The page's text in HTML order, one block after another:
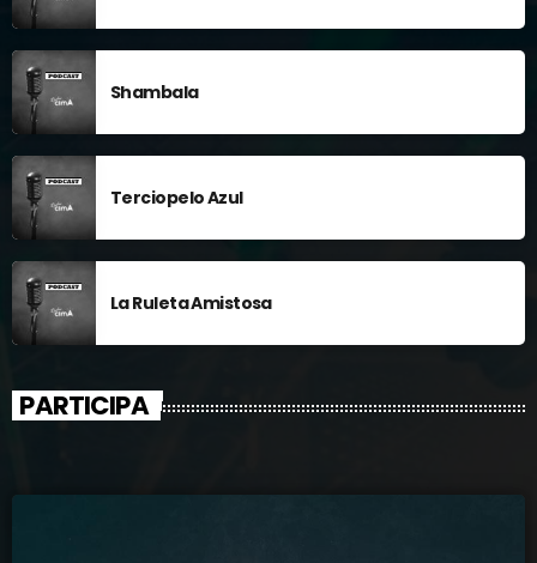
Shambala
Terciopelo Azul
La Ruleta Amistosa
PARTICIPA